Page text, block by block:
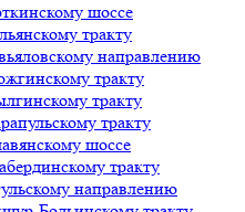
шоссе
тракту
направлению
тракту
тракту
тракту
шоссе
тракту
направлению